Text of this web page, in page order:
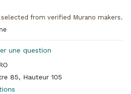
from verified Murano makers.
une question
85, Hauteur 105